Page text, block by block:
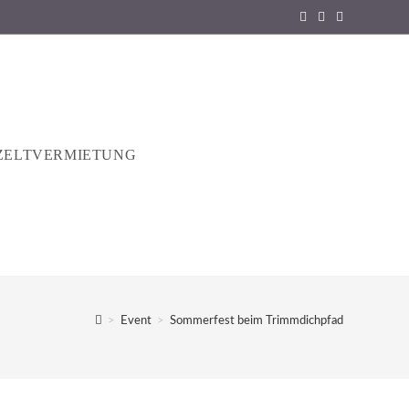
> Event > Sommerfest beim Trimmdichpfad